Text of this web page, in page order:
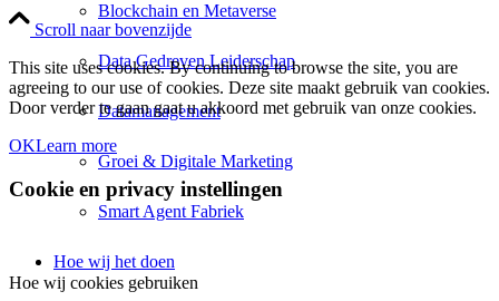
Blockchain en Metaverse
Data Gedreven Leiderschap
Datamanagement
Groei & Digitale Marketing
Smart Agent Fabriek
Hoe wij het doen
Scroll naar bovenzijde
This site uses cookies. By continuing to browse the site, you are
agreeing to our use of cookies. Deze site maakt gebruik van cookies.
Door verder te gaan gaat u akkoord met gebruik van onze cookies.
OKLearn more
Cookie en privacy instellingen
Hoe wij cookies gebruiken